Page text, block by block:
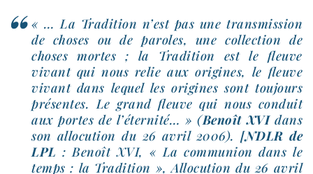
« … La Tradition n’est pas une trans­mis­sion
de choses ou de paroles, une col­lec­tion de
choses mortes ; la Tradition est le fleuve
vivant qui nous relie aux ori­gines, le fleuve
vivant dans lequel les ori­gines sont tou­jours
pré­sentes. Le grand fleuve qui nous conduit
aux portes de l’é­ter­ni­té… » (Benoît XVIdans
son allo­cu­tion du 26 avril 2006). [NDLR de
LPL : Benoît XVI, « La com­mu­nion dans le
temps : la Tradition », Allocution du 26 avril